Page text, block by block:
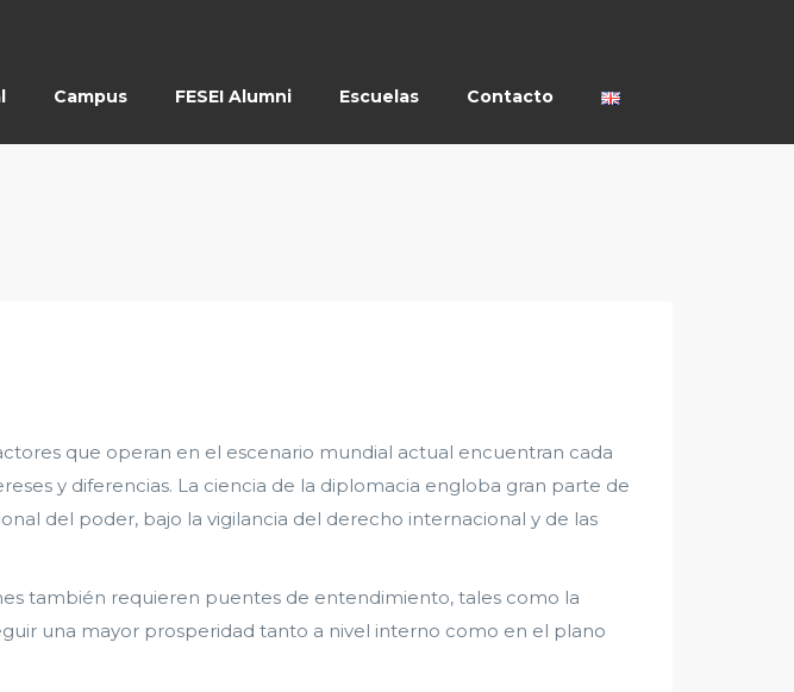
Campus FESEI Alumni Escuelas Contacto
que operan en el escenario mundial actual encuentran cada
y diferencias. La ciencia de la diplomacia engloba gran parte de
del poder, bajo la vigilancia del derecho internacional y de las
también requieren puentes de entendimiento, tales como la
una mayor prosperidad tanto a nivel interno como en el plano